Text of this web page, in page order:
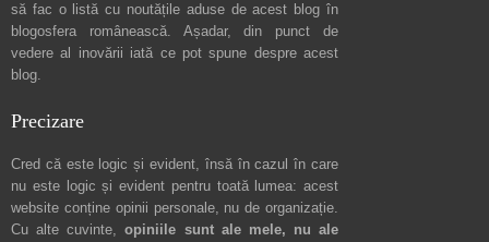
să fac o listă cu noutățile aduse de acest blog în
blogosfera românească. Așadar, din punct de
vedere al inovării iată ce pot spune despre acest
blog.
Precizare
Cred că este logic și evident, însă în cazul în care
nu este logic și evident pentru toată lumea: acest
website conține opinii personale, nu de organizație.
Cu alte cuvinte,opiniile sunt ale mele, nu ale